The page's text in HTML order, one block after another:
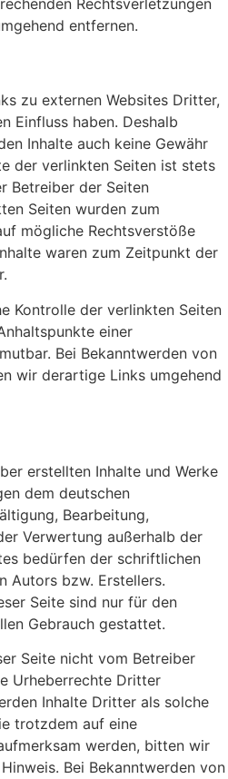
entfernen.
zu externen Websites Dritter,
Einfluss haben. Deshalb
Inhalte auch keine Gewähr
der verlinkten Seiten ist stets
Betreiber der Seiten
Seiten wurden zum
mögliche Rechtsverstöße
waren zum Zeitpunkt der
Kontrolle der verlinkten Seiten
einer
Bei Bekanntwerden von
wir derartige Links umgehend
erstellten Inhalte und Werke
dem deutschen
Bearbeitung,
Verwertung außerhalb der
bedürfen der schriftlichen
Autors bzw. Erstellers.
Seite sind nur für den
Gebrauch gestattet.
Seite nicht vom Betreiber
Urheberrechte Dritter
Inhalte Dritter als solche
trotzdem auf eine
werden, bitten wir
Bei Bekanntwerden von